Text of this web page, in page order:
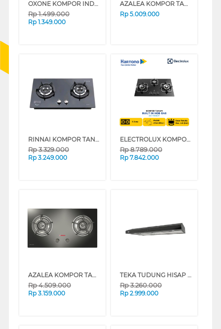
OXONE KOMPOR INDUKSI INDUCTION STOVE OX-646
Rp1.499.000
Rp 1.349.000
AZALEA KOMPOR TANAM BUILT IN HOB ANL64GV4B
Rp 5.009.000
RINNAI KOMPOR TANAM BUILT IN HOB RB2GHC(SB)
Rp3.329.000
Rp 3.249.000
ELECTROLUX KOMPOR TANAM BUILT IN HOB EGT7838CK
Rp8.789.000
Rp 7.842.000
AZALEA KOMPOR TANAM BUILT IN HOB AGC732B
Rp4.509.000
Rp 3.159.000
TEKA TUDUNG HISAP ASAP SLIM LINE HOOD HGI902BLACK
Rp3.260.000
Rp 2.999.000